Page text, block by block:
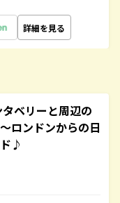
詳細を見る
ベリーと周辺の
ロンドンからの日
♪